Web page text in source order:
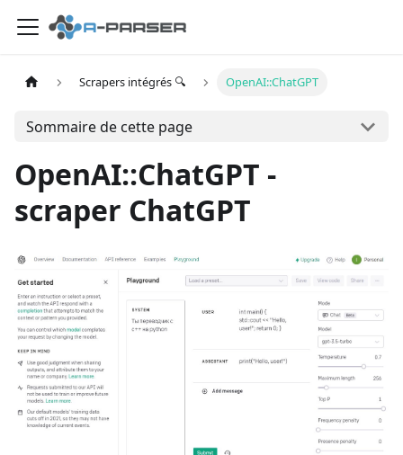
Scrapers intégrés 🔍 OpenAI::ChatGPT
Sommaire de cette page
OpenAI::ChatGPT -
scraper ChatGPT